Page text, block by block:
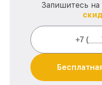
Запишитесь на